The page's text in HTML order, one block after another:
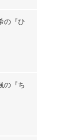
の『ひ
の『ち